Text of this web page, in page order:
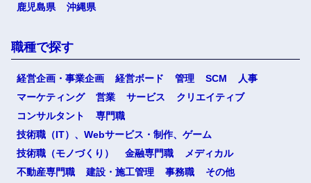
鹿児島県
沖縄県
職種で探す
経営企画・事業企画 経営ボード 管理 SCM
人事
マーケティング
営業 サービス
クリエイティブ
コンサルタント
専門職
技術職（IT）、Webサービス・制作、ゲーム
技術職（モノづくり）
金融専門職
メディカル
不動産専門職
建設・施工管理 事務職 その他